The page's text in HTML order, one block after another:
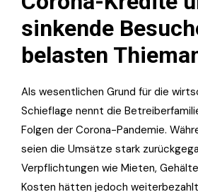
sinkende
belasten
Als wesentlichen Grund für die
Schieflage nennt die
Folgen der Corona-Pandemie.
seien die Umsätze stark
Verpflichtungen wie Mieten,
Kosten hätten jedoch